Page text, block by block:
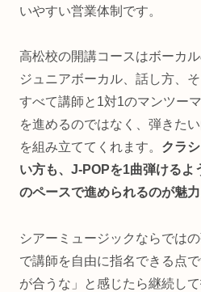
いやすい営業体制です。
高松校の開講コースはボーカ
ジュニアボーカル、話し方、
すべて講師と1対1のマンツー
を進めるのではなく、弾きた
を組み立ててくれます。 クラ
い方も、J-POPを1曲弾けるよ
のペースで進められるのが魅力
シアーミュージックならでは
で講師を自由に指名できる点
が合うな」と感じたら継続し